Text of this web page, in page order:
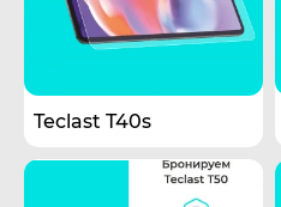
Teclast T40s